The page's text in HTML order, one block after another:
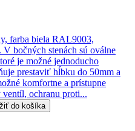
farba biela RAL9003,
bočných stenách sú oválne
je možné jednoducho
prestaviť hĺbku do 50mm a
komfortne a prístupne
ochranu proti...
do košíka